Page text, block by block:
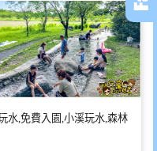
水,免費入園,小溪玩水,森林